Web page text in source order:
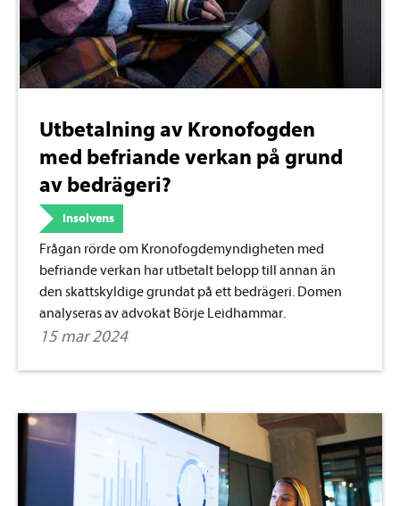
Utbetalning av Kronofogden
med befriande verkan på grund
av bedrägeri?
Insolvens
Frågan rörde om Kronofogdemyndigheten med
befriande verkan har utbetalt belopp till annan än
den skattskyldige grundat på ett bedrägeri. Domen
analyseras av advokat Börje Leidhammar.
15 mar 2024